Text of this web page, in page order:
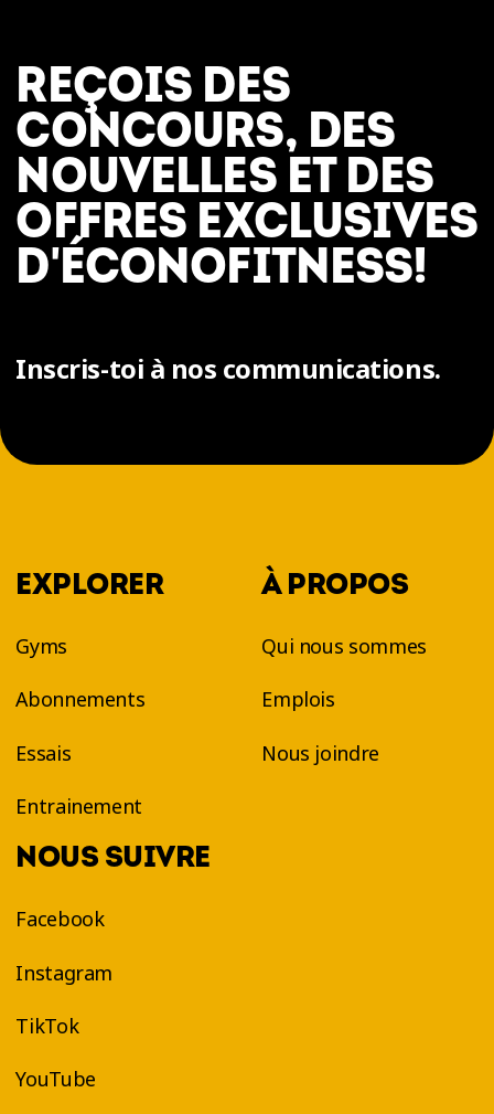
REÇOIS DES
CONCOURS, DES
NOUVELLES ET DES
OFFRES EXCLUSIVES
D'ÉCONOFITNESS!
Inscris-toi à nos communications.
EXPLORER
Gyms
Abonnements
Essais
Entrainement
À PROPOS
Qui nous sommes
Emplois
Nous joindre
NOUS SUIVRE
Facebook
Instagram
TikTok
YouTube